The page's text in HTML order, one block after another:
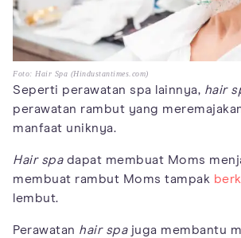
Foto: Hair Spa (Hindustantimes.com)
Seperti perawatan spa lainnya, hair
perawatan rambut yang
manfaat uniknya.
Hair spadapat membuat Moms
membuat rambut Moms tampak
lembut.
Perawatan hair spajuga membantu